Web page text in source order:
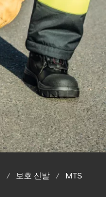
보호 신발
MTS